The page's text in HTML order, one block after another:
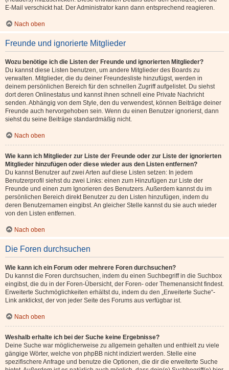
E-Mail verschickt hat. Der Administrator kann dann entsprechend reagieren.
Nach oben
Freunde und ignorierte Mitglieder
Wozu benötige ich die Listen der Freunde und ignorierten Mitglieder?
Du kannst diese Listen benutzen, um andere Mitglieder des Boards zu
verwalten. Mitglieder, die du deiner Freundesliste hinzufügst, werden in
deinem persönlichen Bereich für den schnellen Zugriff aufgelistet. Du siehst
dort deren Onlinestatus und kannst ihnen schnell eine Private Nachricht
senden. Abhängig von dem Style, den du verwendest, können Beiträge deiner
Freunde auch hervorgehoben sein. Wenn du einen Benutzer ignorierst, dann
siehst du seine Beiträge standardmäßig nicht.
Nach oben
Wie kann ich Mitglieder zur Liste der Freunde oder zur Liste der ignorierten
Mitglieder hinzufügen oder diese wieder aus den Listen entfernen?
Du kannst Benutzer auf zwei Arten auf diese Listen setzen: In jedem
Benutzerprofil siehst du zwei Links: einen zum Hinzufügen zur Liste der
Freunde und einen zum Ignorieren des Benutzers. Außerdem kannst du im
persönlichen Bereich direkt Benutzer zu den Listen hinzufügen, indem du
deren Benutzernamen eingibst. An gleicher Stelle kannst du sie auch wieder
von den Listen entfernen.
Nach oben
Die Foren durchsuchen
Wie kann ich ein Forum oder mehrere Foren durchsuchen?
Du kannst die Foren durchsuchen, indem du einen Suchbegriff in die Suchbox
eingibst, die du in der Foren-Übersicht, der Foren- oder Themenansicht findest.
Erweiterte Suchmöglichkeiten erhältst du, indem du den „Erweiterte Suche“-
Link anklickst, der von jeder Seite des Forums aus verfügbar ist.
Nach oben
Weshalb erhalte ich bei der Suche keine Ergebnisse?
Deine Suche war möglicherweise zu allgemein gehalten und enthielt zu viele
gängige Wörter, welche von phpBB nicht indiziert werden. Stelle eine
spezifischere Anfrage und benutze die Optionen, die dir die erweiterte Suche